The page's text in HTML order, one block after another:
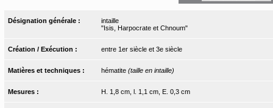
Désignation générale :
intaille
"Isis, Harpocrate et Chnoum"
Création / Exécution : entre 1er siècle et 3e siècle
Matières et techniques : hématite (taille en intaille)
Mesures : H. 1,8 cm, l. 1,1 cm, E. 0,3 cm